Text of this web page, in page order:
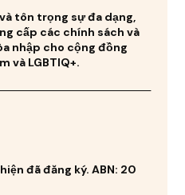
tôn trọng sự đa dạng,
cấp các chính sách và
nhập cho cộng đồng
và LGBTIQ+.
đã đăng ký. ABN: 20